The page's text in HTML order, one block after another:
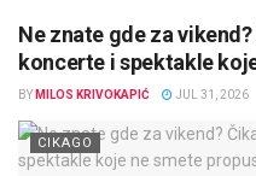
Ne znate gde za
koncerte i spektakle
BY MILOS KRIVOKAPIĆ JUL 31, 2026
CIKAGO